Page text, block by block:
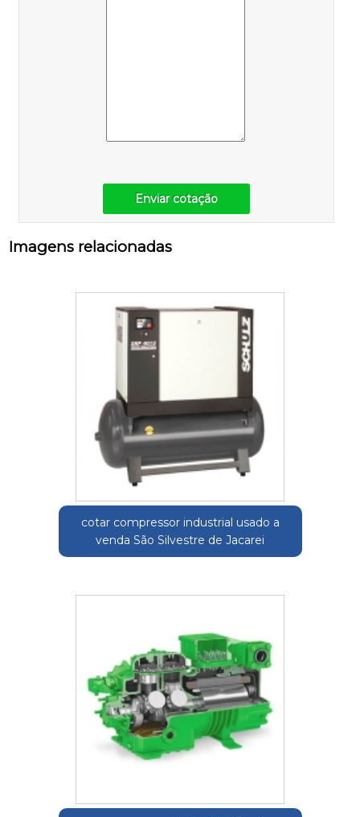
Enviar cotação
Imagens relacionadas
cotar compressor industrial usado a
venda São Silvestre de Jacarei